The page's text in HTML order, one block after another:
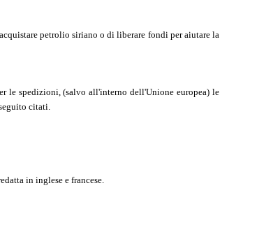
petrolio siriano o di liberare fondi per aiutare la
le spedizioni, (salvo all'interno dell'Unione europea) le
citati.
in inglese e francese.